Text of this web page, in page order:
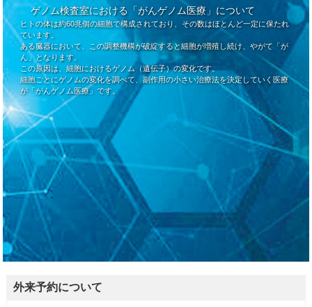
ゲノム検査室における「がんゲノム医療」について
ヒトの体は約60兆個の細胞で構成されており、その数はほとんど一定に保たれ
ています。
ある臓器において、この調整機構が破綻すると細胞が増殖し続け、やがて「が
ん」となります。
この原因は、細胞におけるゲノム（遺伝子）の変化です。
細胞ごとにゲノムの変化を調べて、副作用の小さい治療法を決定していく医療
が「がんゲノム医療」です。
外来予約について